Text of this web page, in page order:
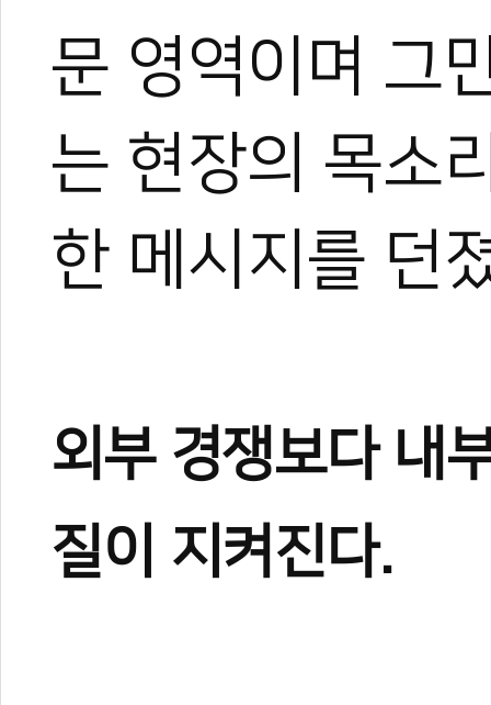
문 영역이며 그
는 현장의 목소
한 메시지를 던
외부 경쟁보다 내
질이 지켜진다.